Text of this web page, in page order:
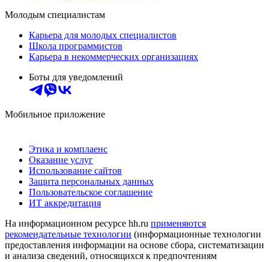
Молодым специалистам
Карьера для молодых специалистов
Школа программистов
Карьера в некоммерческих организациях
Боты для уведомлений
Мобильное приложение
Этика и комплаенс
Оказание услуг
Использование сайтов
Защита персональных данных
Пользовательское соглашение
ИТ аккредитация
На информационном ресурсе hh.ru применяются
рекомендательные технологии (информационные технологии
предоставления информации на основе сбора, систематизации
и анализа сведений, относящихся к предпочтениям